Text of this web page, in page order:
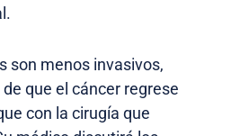
son menos invasivos,
que el cáncer regrese
con la cirugía que